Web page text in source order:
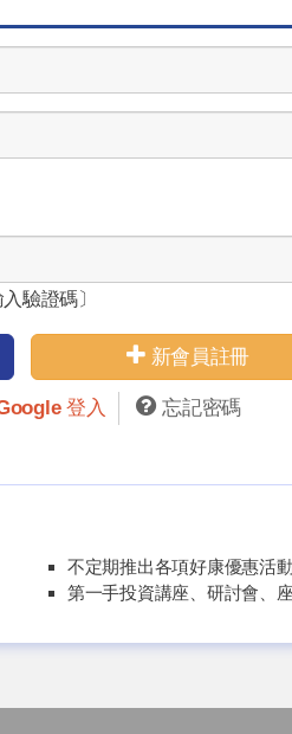
入驗證碼〕
新會員註冊
登入 忘記密碼
不定期推出各項好康優惠活動
第一手投資講座、研討會、